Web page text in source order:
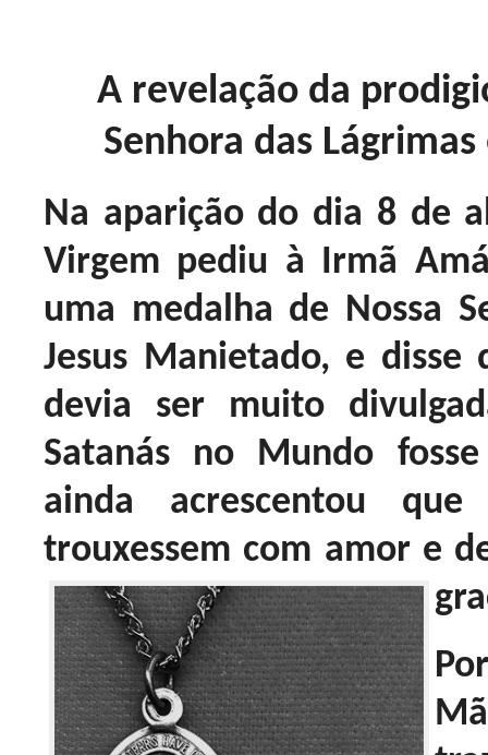
A revelação da
Senhora das
Na aparição do dia 8 de
Virgem pediu à Irmã
uma medalha de Nossa
Jesus Manietado, e disse
devia ser muito
Satanás no Mundo
ainda acrescentou
trouxessem com amor e